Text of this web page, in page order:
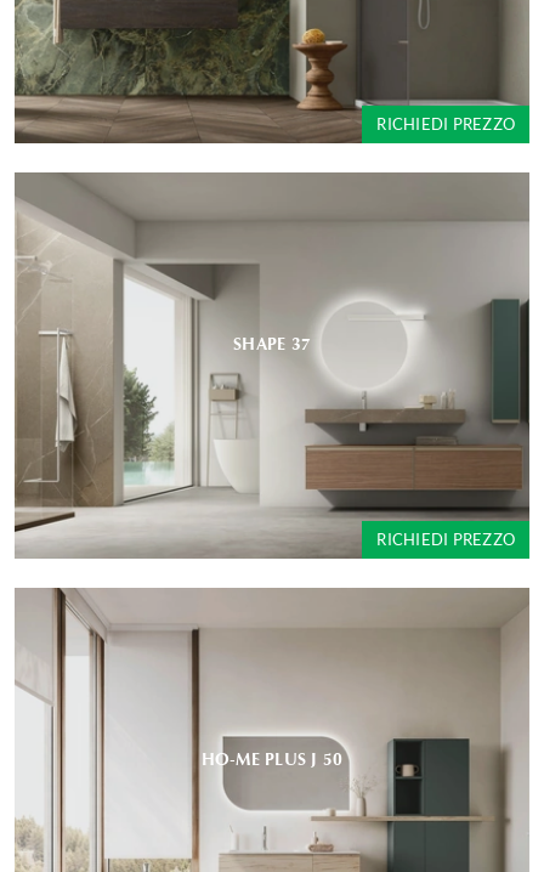
RICHIEDI PREZZO
SHAPE 37
RICHIEDI PREZZO
HO-ME PLUS J 50